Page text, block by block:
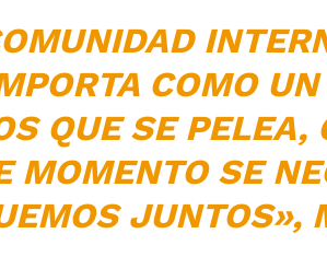
COMO
QUE SE PELEA,
MOMENTO SE
JUNTOS»,